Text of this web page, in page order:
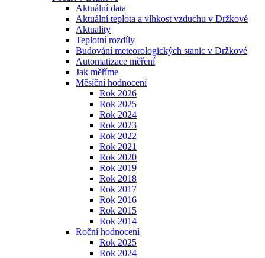
Aktuální data
Aktuální teplota a vlhkost vzduchu v Držkové
Aktuality
Teplotní rozdíly
Budování meteorologických stanic v Držkové
Automatizace měření
Jak měříme
Měsíční hodnocení
Rok 2026
Rok 2025
Rok 2024
Rok 2023
Rok 2022
Rok 2021
Rok 2020
Rok 2019
Rok 2018
Rok 2017
Rok 2016
Rok 2015
Rok 2014
Roční hodnocení
Rok 2025
Rok 2024